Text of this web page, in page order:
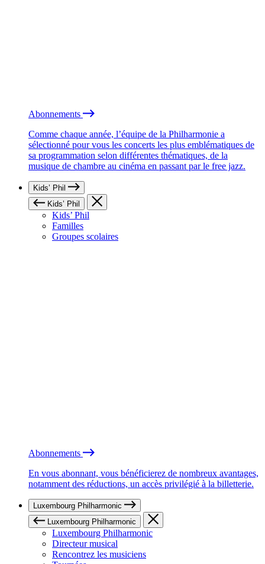
Abonnements
Comme chaque année, l’équipe de la Philharmonie a
sélectionné pour vous les concerts les plus emblématiques de
sa programmation selon différentes thématiques, de la
musique de chambre au cinéma en passant par le free jazz.
Kids’ Phil
Kids’ Phil
Kids’ Phil
Familles
Groupes scolaires
Abonnements
En vous abonnant, vous bénéficierez de nombreux avantages,
notamment des réductions, un accès privilégié à la billetterie.
Luxembourg Philharmonic
Luxembourg Philharmonic
Luxembourg Philharmonic
Directeur musical
Rencontrez les musiciens